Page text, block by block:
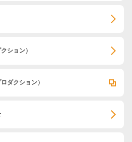
ション）
ダクション）